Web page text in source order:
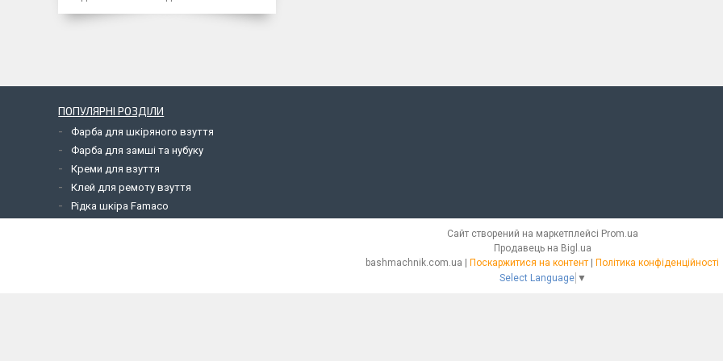
ПОПУЛЯРНІ РОЗДІЛИ
Фарба для шкіряного взуття
Фарба для замші та нубуку
Креми для взуття
Клей для ремоту взуття
Рідка шкіра Famaco
Сайт створений на маркетплейсі Prom.ua
Продавець на Bigl.ua
Поскаржитися на контент
Політика конфіденційності
Select Language ▼